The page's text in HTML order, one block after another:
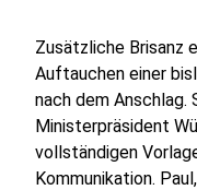
Zusätzliche Brisanz
Auftauchen einer
nach dem
Ministerpräsident
vollständigen
Kommunikation.